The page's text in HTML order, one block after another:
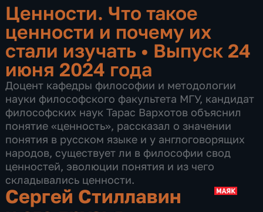
Ценности. Что такое
ценности и почему их
стали изучать • Выпуск 24
июня 2024 года
Доцент кафедры философии и методологии
науки философского факультета МГУ, кандидат
философских наук Тарас Вархотов объяснил
понятие «ценность», рассказал о значении
понятия в русском языке и у англоговорящих
народов, существует ли в философии свод
ценностей, эволюции понятия и из чего
складывались ценности.
Сергей Стиллавин